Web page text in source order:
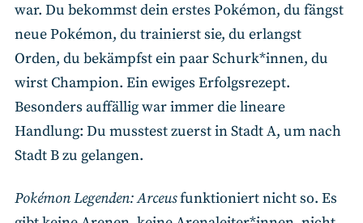
war. Du bekommst dein erstes Pokémon, du fängst
neue Pokémon, du trainierst sie, du erlangst
Orden, du bekämpfst ein paar Schurk*innen, du
wirst Champion. Ein ewiges Erfolgsrezept.
Besonders auffällig war immer die lineare
Handlung: Du musstest zuerst in Stadt A, um nach
Stadt B zu gelangen.
Pokémon Legenden: Arceusfunktioniert nicht so. Es